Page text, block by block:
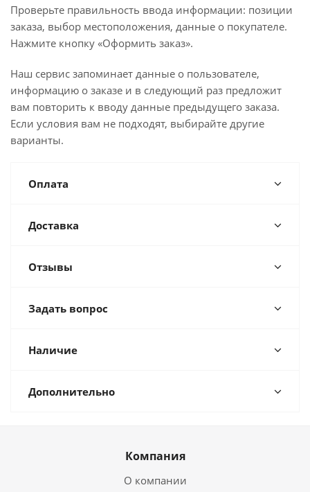
Проверьте правильность ввода информации: позиции
заказа, выбор местоположения, данные о покупателе.
Нажмите кнопку «Оформить заказ».
Наш сервис запоминает данные о пользователе,
информацию о заказе и в следующий раз предложит
вам повторить к вводу данные предыдущего заказа.
Если условия вам не подходят, выбирайте другие
варианты.
Оплата
Доставка
Отзывы
Задать вопрос
Наличие
Дополнительно
Компания
О компании